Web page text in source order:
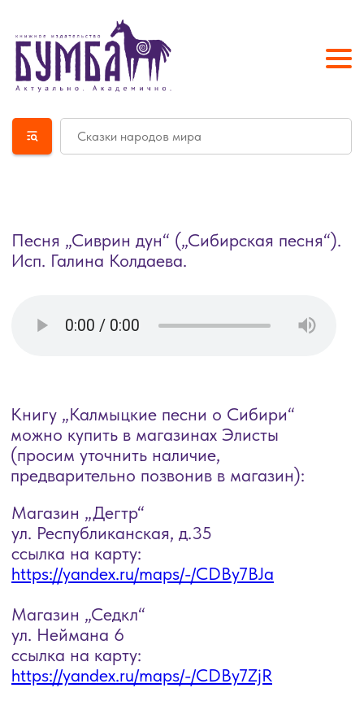
(просим уточнить наличие,
https://yandex.ru/maps/-/CDBy7BJa
Магазин „Седкл“
ул. Неймана 6
ссылка на карту:
https://yandex.ru/maps/-/CDBy7ZjR
Магазин „Кишгтя белг“
ул. Ленина, 247
ссылка на карту:
https://yandex.ru/maps/-/CDBy7KzP
„Книжная лавка“
ссылка на карту:
https://yandex.ru/maps/-/CDBy7Dky
Магазин „МеСаДе“
ул. Городовикова, 1
ссылка на карту: